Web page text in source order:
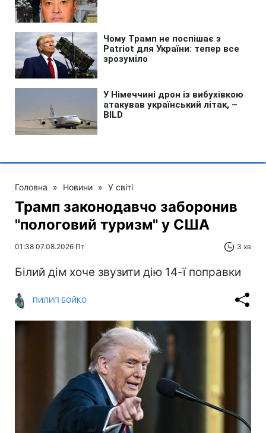
Головна » Новини » У світі
Трамп законодавчо заборонив
"пологовий туризм" у США
01:38 07.08.2026 Пт 3 хв
Білий дім хоче звузити дію 14-ї поправки
ПИЛИП БОЙКО